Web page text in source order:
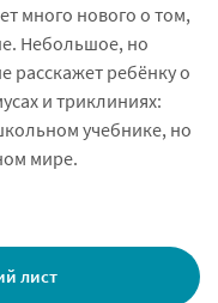
много нового о том,
Небольшое, но
расскажет ребёнку о
и триклиниях:
учебнике, но
мире.
лист